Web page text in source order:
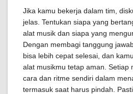
Jika kamu bekerja dalam tim,
jelas. Tentukan siapa yang
alat musik dan siapa yang
Dengan membagi tanggung
bisa lebih cepat selesai, dan
alat musikmu tetap aman. Setiap
cara dan ritme sendiri dalam
termasuk saat harus pindah.